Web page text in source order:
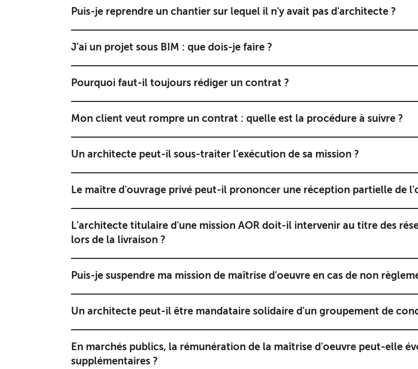
Puis-je reprendre un chantier sur lequel il n'y avait pas d'architecte ?
J'ai un projet sous BIM : que dois-je faire ?
Pourquoi faut-il toujours rédiger un contrat ?
Mon client veut rompre un contrat : quelle est la procédure à suivre ?
Un architecte peut-il sous-traiter l'exécution de sa mission ?
Le maître d'ouvrage privé peut-il prononcer une réception partielle de
L'architecte titulaire d'une mission AOR doit-il intervenir au titre des
lors de la livraison ?
Puis-je suspendre ma mission de maîtrise d'oeuvre en cas de non
Un architecte peut-il être mandataire solidaire d'un groupement de
En marchés publics, la rémunération de la maîtrise d'oeuvre peut-elle
supplémentaires ?